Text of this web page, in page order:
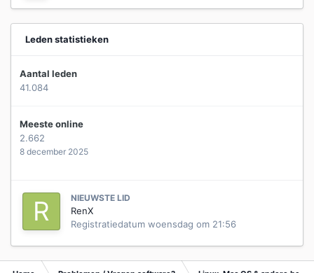
Leden statistieken
Aantal leden
41.084
Meeste online
2.662
8 december 2025
NIEUWSTE LID
RenX
Registratiedatum woensdag om 21:56